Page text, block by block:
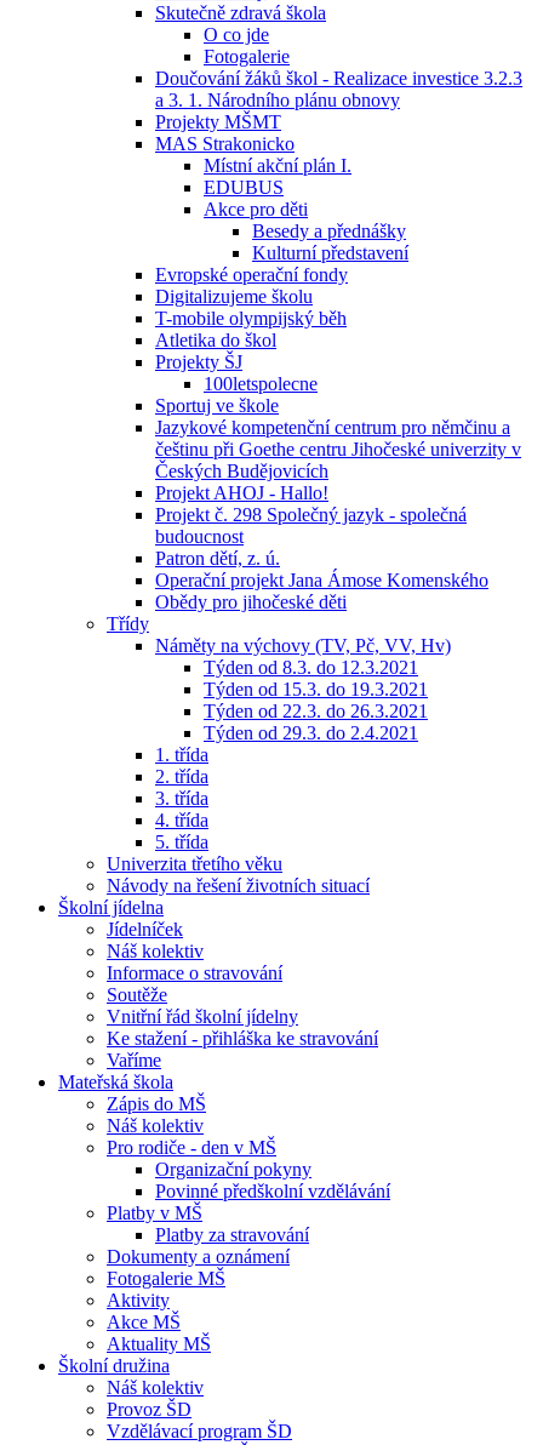
Skutečně zdravá škola
O co jde
Fotogalerie
Doučování žáků škol - Realizace investice 3.2.3
a 3. 1. Národního plánu obnovy
Projekty MŠMT
MAS Strakonicko
Místní akční plán I.
EDUBUS
Akce pro děti
Besedy a přednášky
Kulturní představení
Evropské operační fondy
Digitalizujeme školu
T-mobile olympijský běh
Atletika do škol
Projekty ŠJ
100letspolecne
Sportuj ve škole
Jazykové kompetenční centrum pro němčinu a
češtinu při Goethe centru Jihočeské univerzity v
Českých Budějovicích
Projekt AHOJ - Hallo!
Projekt č. 298 Společný jazyk - společná
budoucnost
Patron dětí, z. ú.
Operační projekt Jana Ámose Komenského
Obědy pro jihočeské děti
Třídy
Náměty na výchovy (TV, Pč, VV, Hv)
Týden od 8.3. do 12.3.2021
Týden od 15.3. do 19.3.2021
Týden od 22.3. do 26.3.2021
Týden od 29.3. do 2.4.2021
1. třída
2. třída
3. třída
4. třída
5. třída
Univerzita třetího věku
Návody na řešení životních situací
Školní jídelna
Jídelníček
Náš kolektiv
Informace o stravování
Soutěže
Vnitřní řád školní jídelny
Ke stažení - přihláška ke stravování
Vaříme
Mateřská škola
Zápis do MŠ
Náš kolektiv
Pro rodiče - den v MŠ
Organizační pokyny
Povinné předškolní vzdělávání
Platby v MŠ
Platby za stravování
Dokumenty a oznámení
Fotogalerie MŠ
Aktivity
Akce MŠ
Aktuality MŠ
Školní družina
Náš kolektiv
Provoz ŠD
Vzdělávací program ŠD